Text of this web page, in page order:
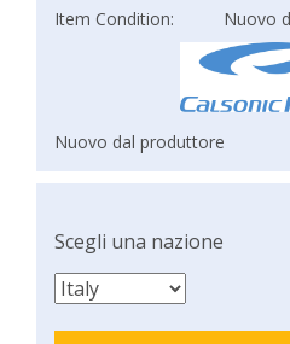
Item Condition:
Nuovo
Nuovo dal produttore
Scegli una nazione